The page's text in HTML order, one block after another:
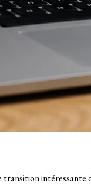
intéressante